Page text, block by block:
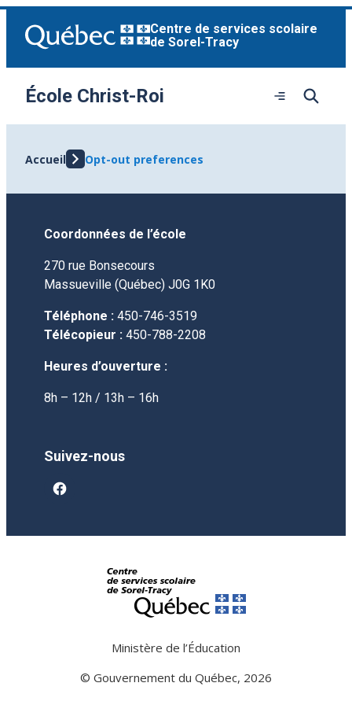
Aller
contenu
Centre de services scolaire
de Sorel-Tracy
École Christ-Roi
Ouvrir
Accueil Opt-out preferences
Coordonnées de l’école
270 rue Bonsecours
Massueville (Québec) J0G 1K0
Téléphone : 450-746-3519
Télécopieur : 450-788-2208
Heures d’ouverture :
8h – 12h / 13h – 16h
Suivez-nous
facebook
Ministère de l’Éducation
© Gouvernement du Québec, 2026